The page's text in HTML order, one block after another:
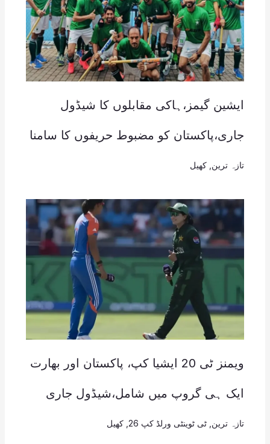
ایشین گیمز،ہاکی مقابلوں کا شیڈول
جاری،پاکستان کو مضبوط حریفوں کا سامنا
تازہ ترین کھیل
ویمنز ٹی 20 ایشیا کپ، پاکستان اور بھارت
ایک ہی گروپ میں شامل،شیڈول جاری
تازہ ترین ٹی ٹوینٹی ورلڈ کپ 26 , کھیل